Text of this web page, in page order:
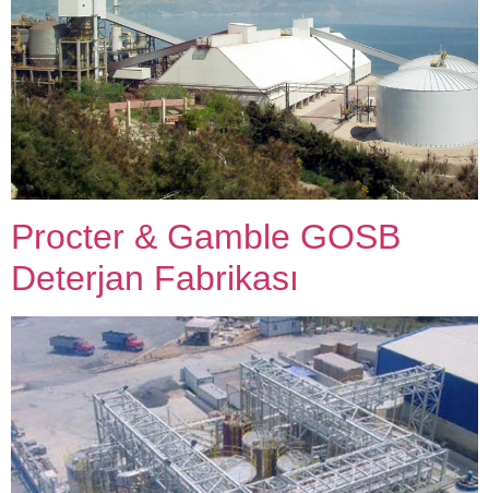
Procter & Gamble GOSB
Deterjan Fabrikası